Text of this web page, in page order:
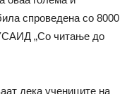
спроведена со 8000
„Со читање до
дека учениците на